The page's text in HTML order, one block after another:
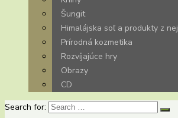
Šungit
Himalájska soľ a produkty z nej
Prírodná kozmetika
Rozvíjajúce hry
Obrazy
CD
Search for: